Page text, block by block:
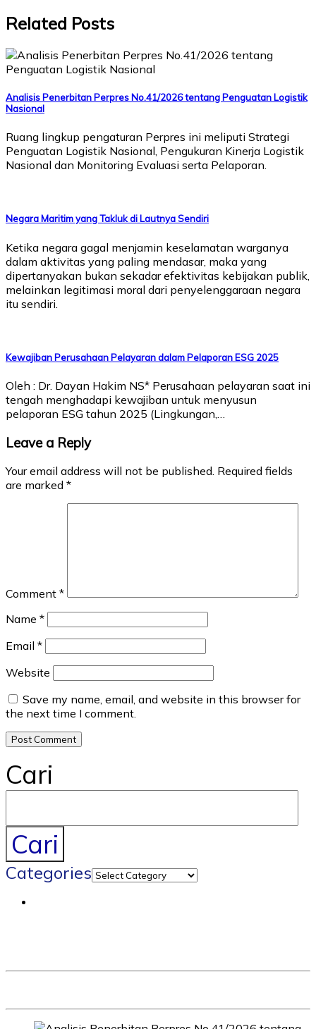
Related Posts
Analisis Penerbitan Perpres No.41/2026 tentang Penguatan Logistik
Nasional
Ruang lingkup pengaturan Perpres ini meliputi Strategi
Penguatan Logistik Nasional, Pengukuran Kinerja Logistik
Nasional dan Monitoring Evaluasi serta Pelaporan.
Negara Maritim yang Takluk di Lautnya Sendiri
Ketika negara gagal menjamin keselamatan warganya
dalam aktivitas yang paling mendasar, maka yang
dipertanyakan bukan sekadar efektivitas kebijakan publik,
melainkan legitimasi moral dari penyelenggaraan negara
itu sendiri.
Kewajiban Perusahaan Pelayaran dalam Pelaporan ESG 2025
Oleh : Dr. Dayan Hakim NS* Perusahaan pelayaran saat ini
tengah menghadapi kewajiban untuk menyusun
pelaporan ESG tahun 2025 (Lingkungan,…
Leave a Reply
Your email address will not be published. Required fields
are marked *
Comment *
Name *
Email *
Website
Save my name, email, and website in this browser for
the next time I comment.
Cari
Cari
Categories